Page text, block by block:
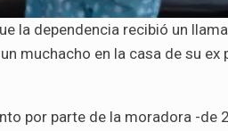
la dependencia recibió un
muchacho en la casa de su
por parte de la moradora -de